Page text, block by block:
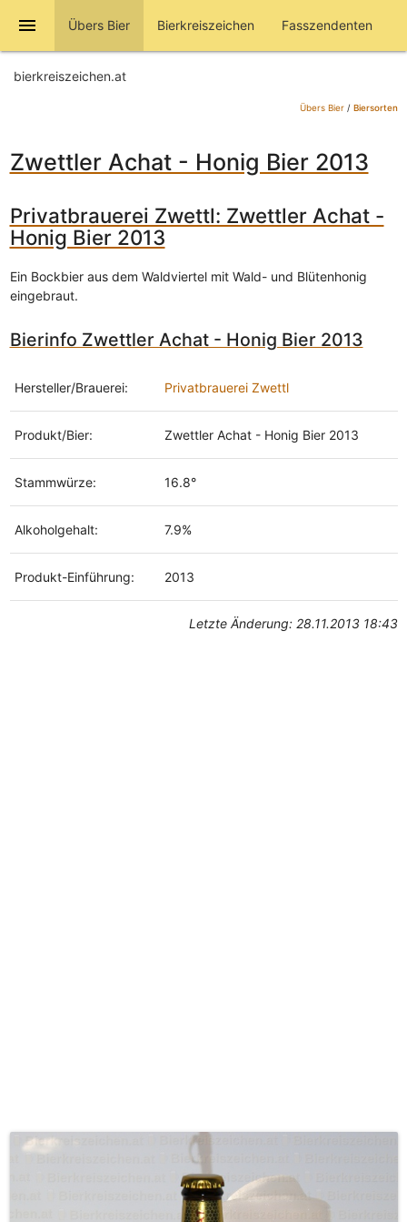
menu Übers Bier Bierkreiszeichen Fasszendenten
bierkreiszeichen.at
Übers Bier/ Biersorten
Zwettler Achat - Honig Bier 2013
Privatbrauerei Zwettl: Zwettler Achat -
Honig Bier 2013
Ein Bockbier aus dem Waldviertel mit Wald- und Blütenhonig
eingebraut.
Bierinfo Zwettler Achat - Honig Bier 2013
Hersteller/Brauerei: Privatbrauerei Zwettl
Produkt/Bier: Zwettler Achat - Honig Bier 2013
Stammwürze: 16.8°
Alkoholgehalt: 7.9%
Produkt-Einführung: 2013
Letzte Änderung: 28.11.2013 18:43